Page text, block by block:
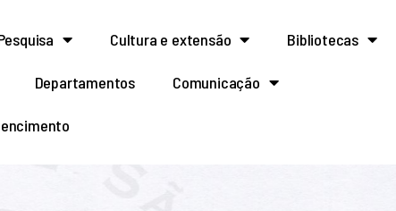
Cultura e extensão Bibliotecas
Departamentos Comunicação